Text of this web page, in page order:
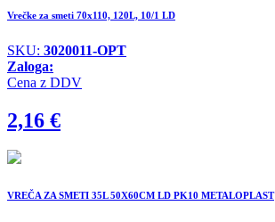
Vrečke za smeti 70x110, 120L, 10/1 LD
SKU: 3020011-OPT
Zaloga:
Cena z DDV
2,16 €
VREČA ZA SMETI 35L 50X60CM LD PK10 METALOPLAST